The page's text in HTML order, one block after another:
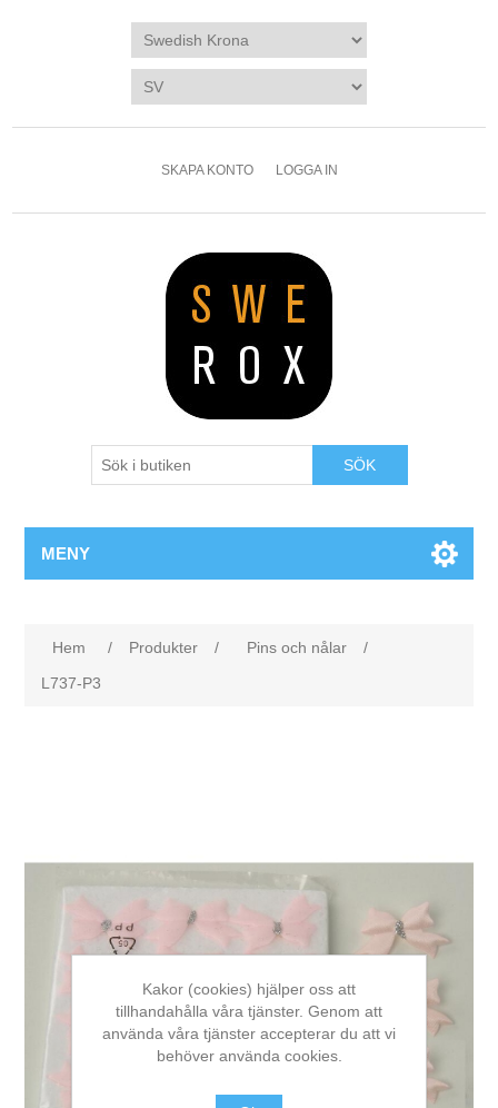
SKAPA KONTO LOGGA IN
SÖK
MENY
Hem / Produkter / Pins och nålar
/
L737-P3
Kakor (cookies) hjälper oss att
tillhandahålla våra tjänster. Genom att
använda våra tjänster accepterar du att vi
behöver använda cookies.